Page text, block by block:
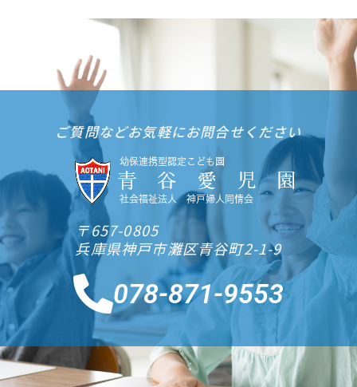
ご質問などお気軽にお問合せください
〒657-0805
兵庫県神戸市灘区青谷町2-1-9
078-871-9553